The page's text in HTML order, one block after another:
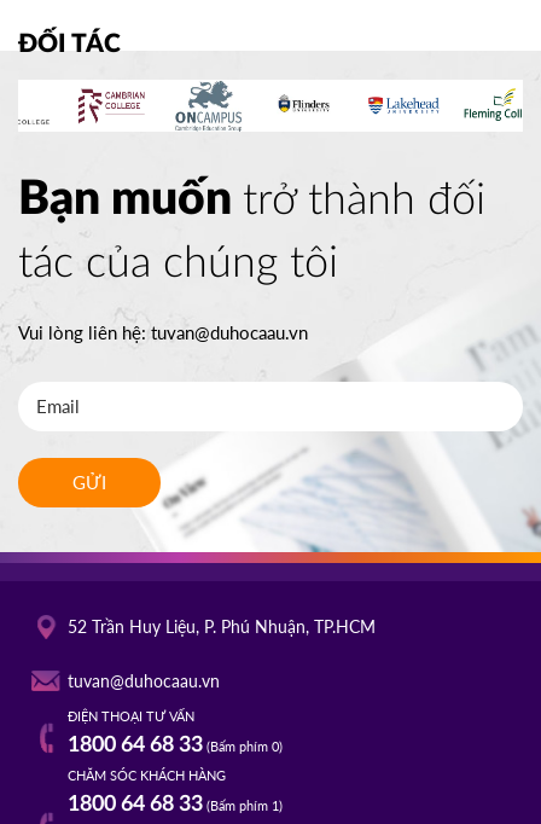
ĐỐI TÁC
Bạn muốn trở thành đối
tác của chúng tôi
Vui lòng liên hệ:tuvan@duhocaau.vn
GỬI
52 Trần Huy Liệu, P. Phú Nhuận, TP.HCM
tuvan@duhocaau.vn
ĐIỆN THOẠI TƯ VẤN
1800 64 68 33(Bấm phím 0)
CHĂM SÓC KHÁCH HÀNG
1800 64 68 33(Bấm phím 1)